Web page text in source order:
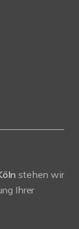
stehen wir
Ihrer